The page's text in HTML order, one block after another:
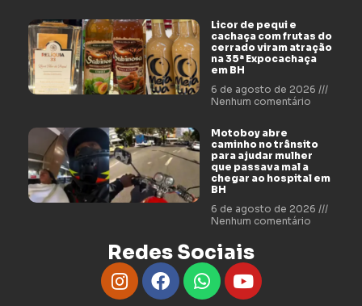
Licor de pequi e
cachaça com frutas do
cerrado viram atração
na 35ª Expocachaça
em BH
6 de agosto de 2026
Nenhum comentário
Motoboy abre
caminho no trânsito
para ajudar mulher
que passava mal a
chegar ao hospital em
BH
6 de agosto de 2026
Nenhum comentário
Redes Sociais